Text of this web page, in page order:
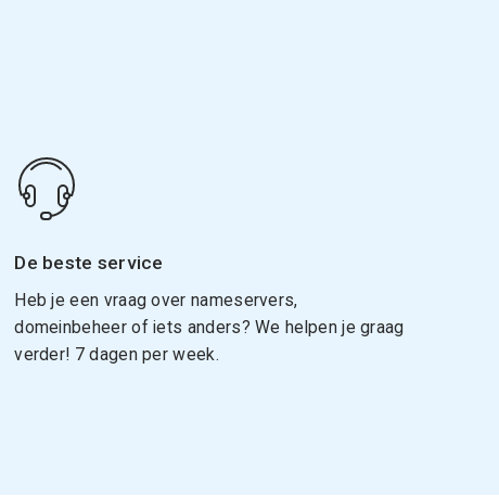
De beste service
Heb je een vraag over nameservers,
domeinbeheer of iets anders? We helpen je graag
verder! 7 dagen per week.